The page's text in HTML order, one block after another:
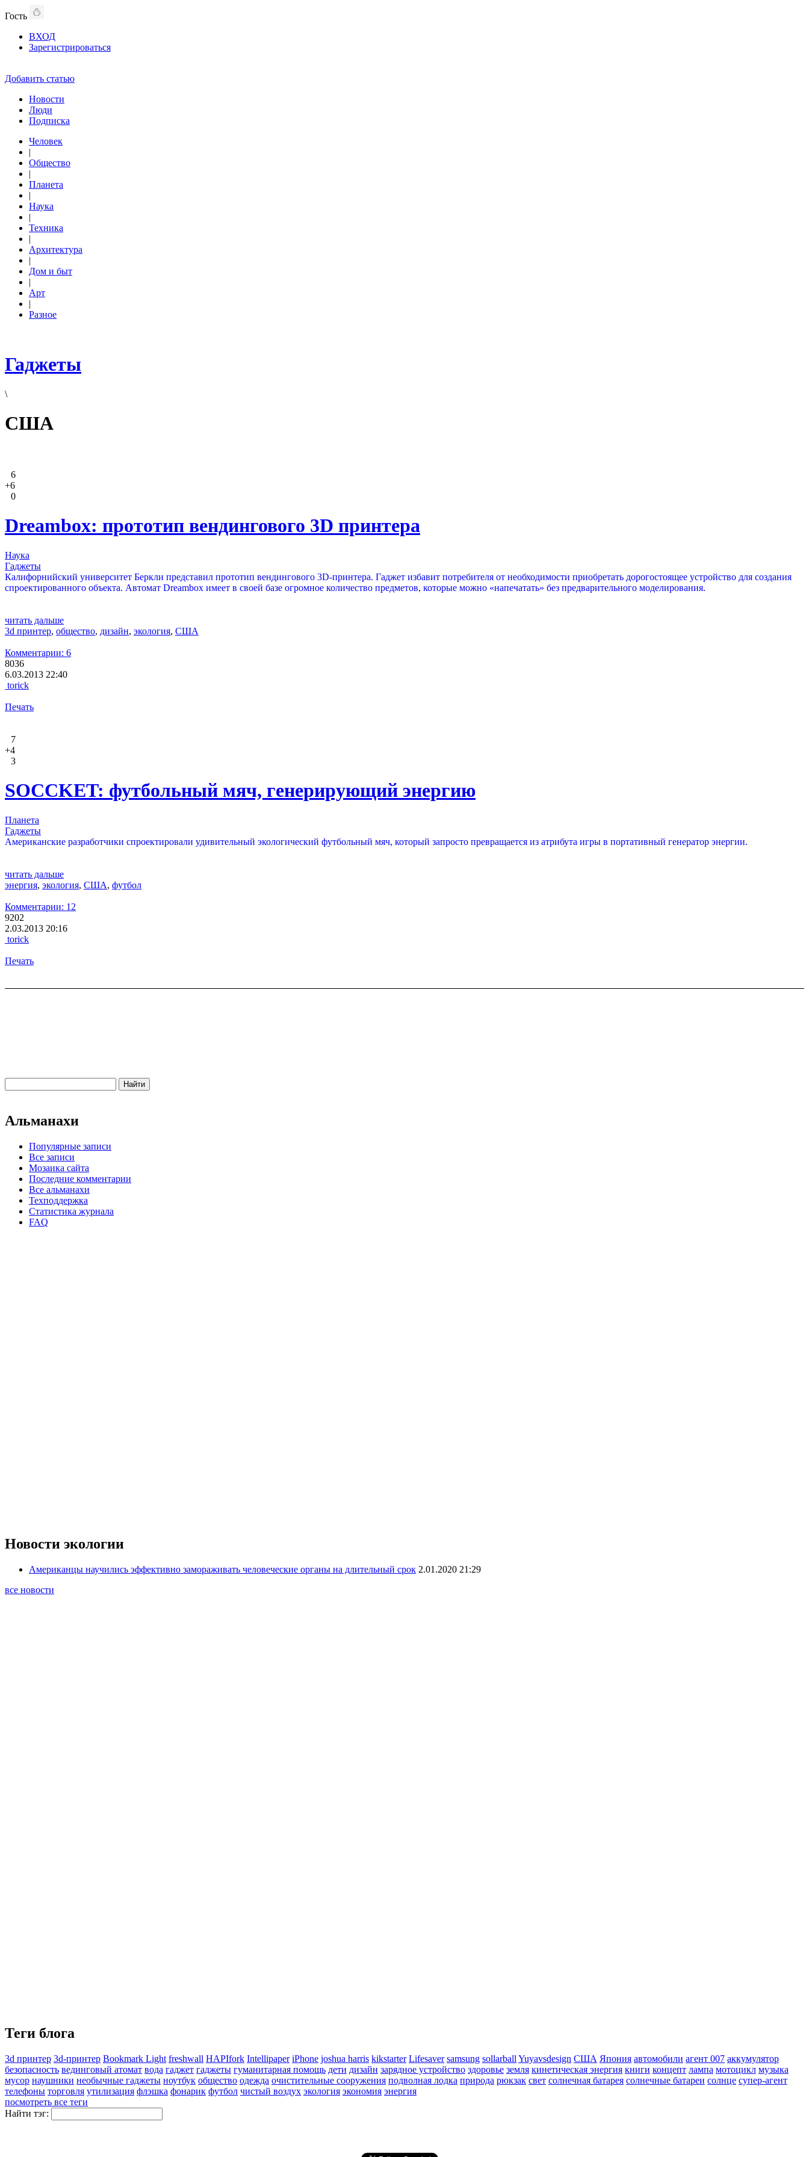
Гость
ВХОД
Зарегистрироваться
Добавить статью
Новости
Люди
Подписка
Человек
|
Общество
|
Планета
|
Наука
|
Техника
|
Архитектура
|
Дом и быт
|
Арт
|
Разное
Гаджеты
\
США
6
+6
0
Dreambox: прототип вендингового 3D принтера
Наука
Гаджеты
Калифорнийский университет Беркли представил прототип вендингового 3D-принтера. Гаджет избавит потребителя от необходимости приобретать дорогостоящее устройство для создания
спроектированного объекта. Автомат Dreambox имеет в своей базе огромное количество предметов, которые можно «напечатать» без предварительного моделирования.
читать дальше
3d принтер, общество, дизайн, экология, США
Комментарии: 6
8036
6.03.2013 22:40
torick
Печать
7
+4
3
SOCCKET: футбольный мяч, генерирующий энергию
Планета
Гаджеты
Американские разработчики спроектировали удивительный экологический футбольный мяч, который запросто превращается из атрибута игры в портативный генератор энергии.
читать дальше
энергия, экология, США, футбол
Комментарии: 12
9202
2.03.2013 20:16
torick
Печать
Альманахи
Популярные записи
Все записи
Мозаика сайта
Последние комментарии
Все альманахи
Техподдержка
Статистика журнала
FAQ
Новости экологии
Американцы научились эффективно замораживать человеческие органы на длительный срок 2.01.2020 21:29
все новости
Теги блога
3d принтер 3d-принтер Bookmark Light freshwall HAPIfork Intellipaper iPhone joshua harris kikstarter Lifesaver samsung sollarball Yuyavsdesign США Япония автомобили агент 007 аккумулятор
безопасность вединговый атомат вода гаджет гаджеты гуманитарная помощь дети дизайн зарядное устройство здоровье земля кинетическая энергия книги концепт лампа мотоцикл музыка
мусор наушники необычные гаджеты ноутбук общество одежда очистительные сооружения подволная лодка природа рюкзак свет солнечная батарея солнечные батареи солнце супер-агент
телефоны торговля утилизация флэшка фонарик футбол чистый воздух экология экономия энергия
посмотреть все теги
Найти тэг: